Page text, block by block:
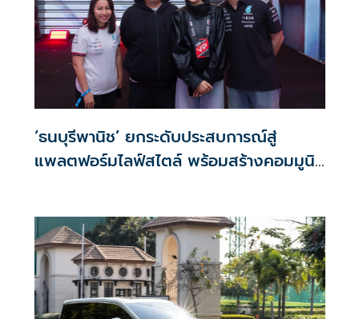
‘ธนบุรีพานิช’ ยกระดับประสบการณ์สู่
แพลตฟอร์มไลฟ์สไตล์ พร้อมสร้างคอมมูนิ